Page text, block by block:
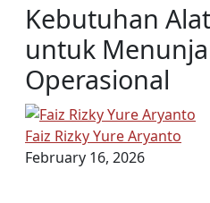
Kebutuhan
untuk
Operasional
Faiz Rizky Yure Aryanto
February 16, 2026